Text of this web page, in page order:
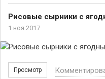
Рисовые сырники с
1 ноя 2017
Просмотр